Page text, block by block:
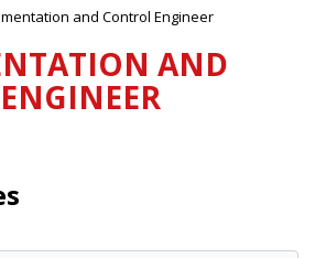
and Control Engineer
AND